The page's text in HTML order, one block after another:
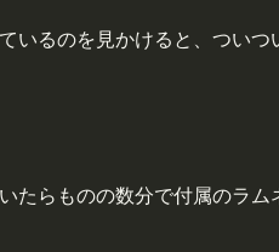
いるのを見かけると、ついつ
たらものの数分で付属のラム